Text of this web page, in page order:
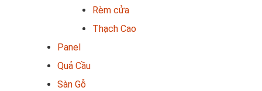
Rèm cửa
Thạch Cao
Panel
Quả Cầu
Sàn Gỗ